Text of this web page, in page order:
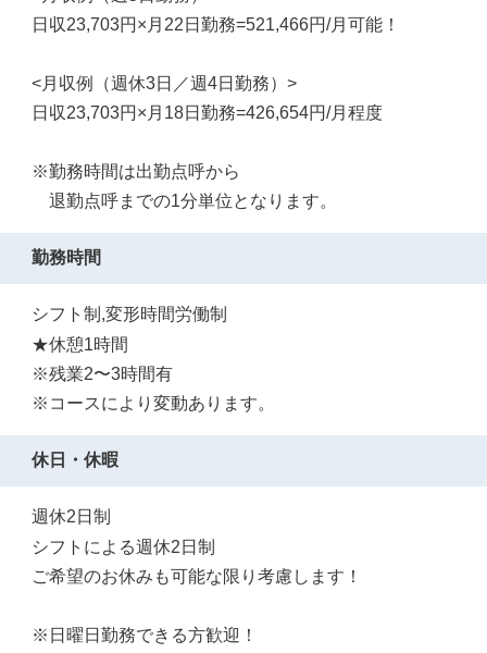
日収23,703円×月22日勤務=521,466円/月可能！
<月収例（週休3日／週4日勤務）>
日収23,703円×月18日勤務=426,654円/月程度
※勤務時間は出勤点呼から
退勤点呼までの1分単位となります。
勤務時間
シフト制,変形時間労働制
★休憩1時間
※残業2〜3時間有
※コースにより変動あります。
休日・休暇
週休2日制
シフトによる週休2日制
ご希望のお休みも可能な限り考慮します！
※日曜日勤務できる方歓迎！